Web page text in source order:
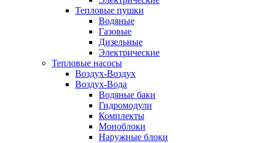
Тепловые пушки
Водяные
Газовые
Дизельные
Электрические
Тепловые насосы
Воздух-Воздух
Воздух-Вода
Водяные баки
Гидромодули
Комплекты
Моноблоки
Наружные блоки